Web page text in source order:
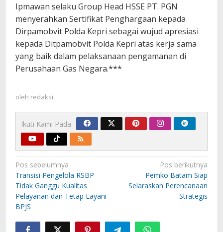
Ipmawan selaku Group Head HSSE PT. PGN
menyerahkan Sertifikat Penghargaan kepada
Dirpamobvit Polda Kepri sebagai wujud apresiasi
kepada Ditpamobvit Polda Kepri atas kerja sama
yang baik dalam pelaksanaan pengamanan di
Perusahaan Gas Negara.***
oleh redaksi
Ikuti Kami Pada
Navigasi
pos
Pos sebelumnya
Transisi Pengelola RSBP
Tidak Ganggu Kualitas
Pelayanan dan Tetap Layani
BPJS
Pos berikutnya
Pemko Batam Siap
Selaraskan Perencanaan
Strategis